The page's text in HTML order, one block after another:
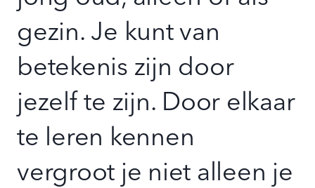
gezin. Je kunt van
betekenis zijn door
jezelf te zijn. Door elkaar
te leren kennen
vergroot je niet alleen je